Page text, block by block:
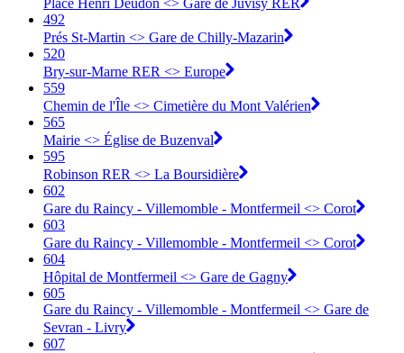
Place Henri Deudon <> Gare de Juvisy RER
492
Prés St-Martin <> Gare de Chilly-Mazarin
520
Bry-sur-Marne RER <> Europe
559
Chemin de l'Île <> Cimetière du Mont Valérien
565
Mairie <> Église de Buzenval
595
Robinson RER <> La Boursidière
602
Gare du Raincy - Villemomble - Montfermeil <> Corot
603
Gare du Raincy - Villemomble - Montfermeil <> Corot
604
Hôpital de Montfermeil <> Gare de Gagny
605
Gare du Raincy - Villemomble - Montfermeil <> Gare de
Sevran - Livry
607